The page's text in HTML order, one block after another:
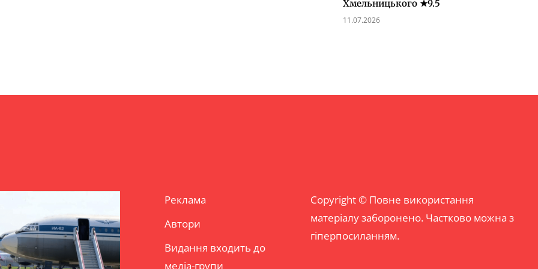
Хмельницького ★9.5
11.07.2026
Реклама
Автори
Видання входить до
медіа-групи
Copyright © Повне використання
матеріалу заборонено. Частково можна з
гіперпосиланням.